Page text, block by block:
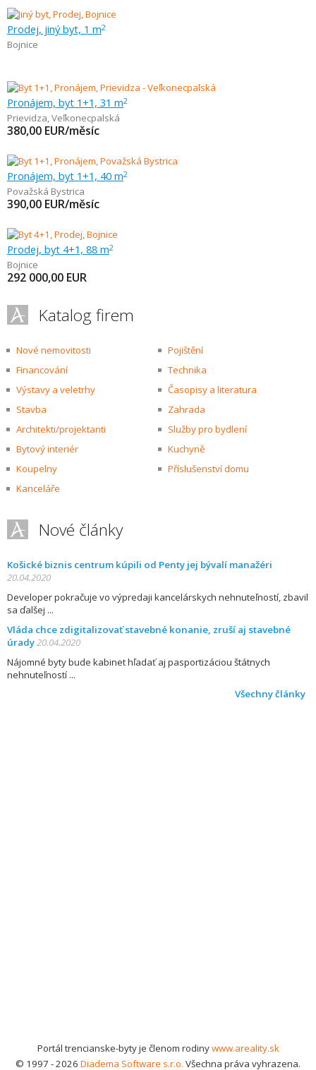
Prodej, jiný byt, 1 m2
Bojnice
Pronájem, byt 1+1, 31 m2
Prievidza,Veľkonecpalská
380,00 EUR/měsíc
Pronájem, byt 1+1, 40 m2
Považská Bystrica
390,00 EUR/měsíc
Prodej, byt 4+1, 88 m2
Bojnice
292 000,00 EUR
Katalog firem
Nové nemovitosti
Pojištění
Financování
Technika
Výstavy a veletrhy
Časopisy a literatura
Stavba
Zahrada
Architekti/projektanti
Služby pro bydlení
Bytový interiér
Kuchyně
Koupelny
Příslušenství domu
Kanceláře
Nové články
Košické biznis centrum kúpili od Penty jej bývalí manažéri
20.04.2020
Developer pokračuje vo výpredaji kancelárskych nehnuteľností, zbavil
sa ďalšej
Vláda chce zdigitalizovať stavebné konanie, zruší aj stavebné
úrady20.04.2020
Nájomné byty bude kabinet hľadať aj pasportizáciou štátnych
nehnuteľností
Všechny články
Portál trencianske-byty je členom rodinywww.areality.sk
© 1997 - 2026 Diadema Software s.r.o. Všechna práva vyhrazena.